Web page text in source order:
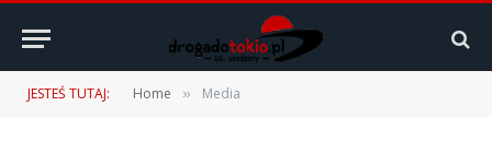
JESTEŚ TUTAJ: Home » Media